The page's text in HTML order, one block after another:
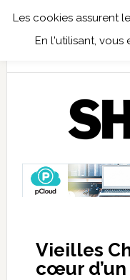
Vieilles
cœur
Les cookies assurent
En l'utilisant, vous